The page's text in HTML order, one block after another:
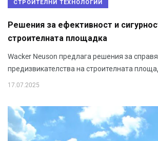
СТРОИТЕЛНИ ТЕХНОЛОГИИ
Решения за ефективност и
строителната площадка
Wacker Neuson предлага решения за
предизвикателства на строителната
17.07.2025